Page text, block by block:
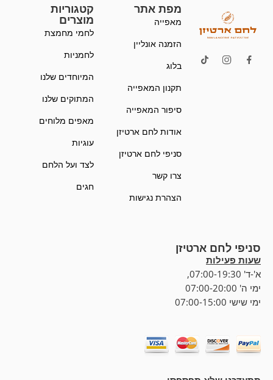
מפת אתר
מאפייה
הזמנה אונליין
בלוג
תקנון המאפייה
סיפור המאפייה
אודות לחם ארטיזן
סניפי לחם ארטיזן
צרו קשר
הצהרת נגישות
קטגוריות
מוצרים
לחמי מחמצת
לחמניות
המיוחדים שלנו
המתוקים שלנו
מאפים מלוחים
עוגיות
לצד ועל הלחם
חגים
סניפי לחם ארטיזן
שעות פעילות
א'-ד' 07:00-19:30,
ימי ה' 07:00-20:00
ימי שישי 07:00-15:00